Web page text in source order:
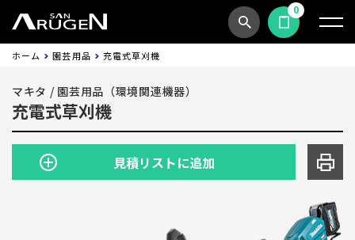
商品検索見積依頼する
0
ホーム 園芸用品 充電式草刈機
マキタ / 園芸用品（環境関連機器）
充電式草刈機
見積リストに追加